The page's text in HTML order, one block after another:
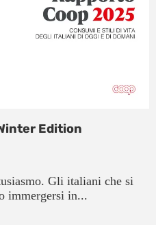
Edition
Gli italiani che si
immergersi in...